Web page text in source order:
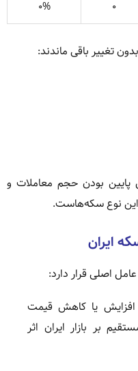
۰ ۰%
تغییر باقی ماندند:
بودن حجم معاملات و
این نوع سکه‌هاست.
ایران
اصلی قرار دارد:
افزایش یا کاهش قیمت
بر بازار ایران اثر